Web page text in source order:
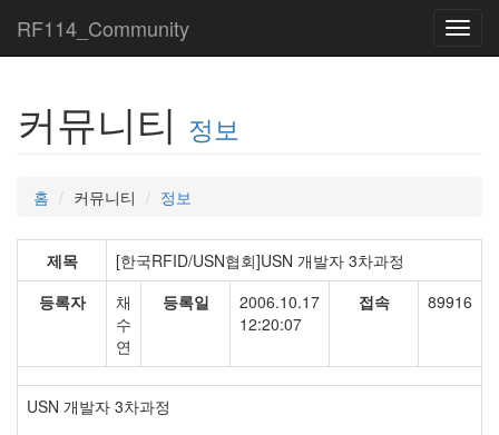
RF114_Community
커뮤니티 정보
홈 커뮤니티 정보
제목
[한국RFID/USN협회]USN 개발자 3차과정
등록자
채
수
연
등록일
2006.10.17
12:20:07
접속 89916
USN 개발자 3차과정